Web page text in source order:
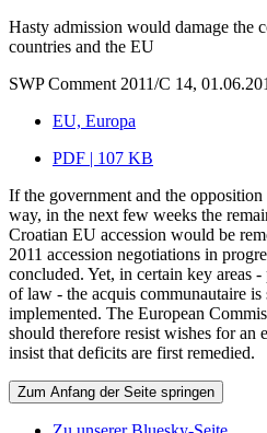
Hasty admission would damage the
countries and the EU
SWP Comment 2011/C 14,
EU, Europa
PDF | 107 KB
If the government and the
way, in the next few weeks the
Croatian EU accession would be
2011 accession negotiations in
concluded. Yet, in certain key areas
of law - the acquis communautaire
implemented. The European
should therefore resist wishes for an
insist that deficits are first remedied.
Zum Anfang der Seite springen